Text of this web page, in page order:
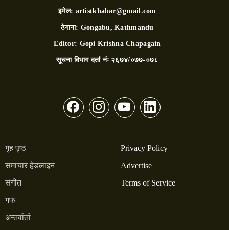
इमेल: artistkhabar@gmail.com
ठेगाना: Gongabu, Kathmandu
Editor: Gopi Krishna Chapagain
सूचना विभाग दर्ता नंः २६७४/०७७-०७८
गृह पृष्ठ
समाचार हेडलाइन
संगीत
गफ
अन्तर्वार्ता
Privacy Policy
Advertise
Terms of Service